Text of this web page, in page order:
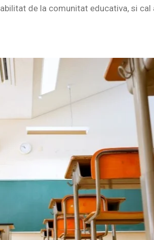
de la comunitat educativa, si